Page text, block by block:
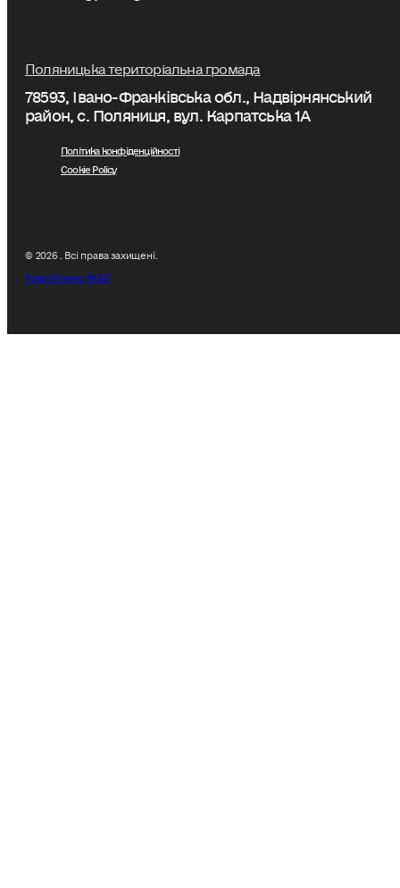
Поляницька територіальна громада
78593, Івано-Франківська обл., Надвірнянський
район, с. Поляниця, вул. Карпатська 1А
Політика конфіденційності
Cookie Policy
© 2026 . Всі права захищені.
Розроблено W&D